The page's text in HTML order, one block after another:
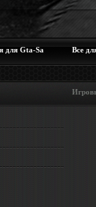
для Gta-Sa Все
Игровые